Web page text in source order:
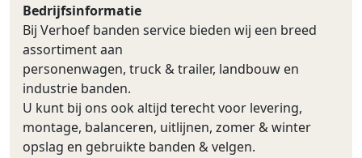
Bedrijfsinformatie
Bij Verhoef banden service bieden wij een breed
assortiment aan
personenwagen, truck & trailer, landbouw en
industrie banden.
U kunt bij ons ook altijd terecht voor levering,
montage, balanceren, uitlijnen, zomer & winter
opslag en gebruikte banden & velgen.